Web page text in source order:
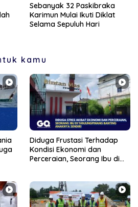
Sebanyak 32 Paskibraka
Karimun Mulai Ikuti Diklat
Selama Sepuluh Hari
kamu
Diduga Frustasi Terhadap
Kondisi Ekonomi dan
Perceraian, Seorang Ibu di